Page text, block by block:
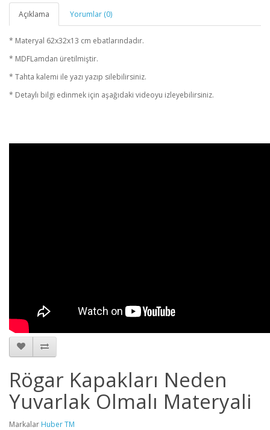
Açıklama Yorumlar (0)
* Materyal 62x32x13 cm ebatlarındadır.
* MDFLamdan üretilmiştir.
* Tahta kalemi ile yazı yazıp silebilirsiniz.
* Detaylı bilgi edinmek için aşağıdaki videoyu izleyebilirsiniz.
Rögar Kapakları Neden
Yuvarlak Olmalı Materyali
Markalar Huber TM